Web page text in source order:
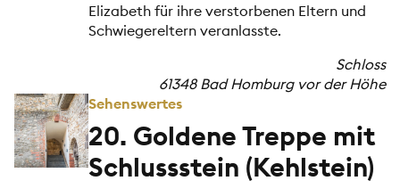
Elizabeth für ihre verstorbenen Eltern und
Schwiegereltern veranlasste.
Schloss
61348 Bad Homburg vor der Höhe
Sehenswertes
20. Goldene Treppe mit
Schlussstein (Kehlstein)